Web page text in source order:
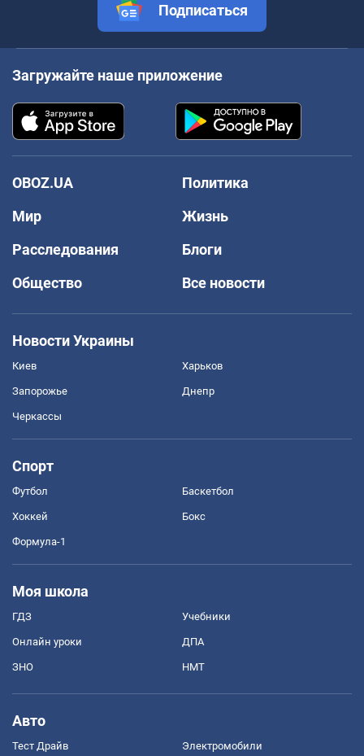
Подписаться
Загружайте наше приложение
OBOZ.UA
Политика
Мир
Жизнь
Расследования
Блоги
Общество
Все новости
Новости Украины
Киев Харьков
Запорожье Днепр
Черкассы
Спорт
Футбол Баскетбол
Хоккей Бокс
Формула-1
Моя школа
ГДЗ Учебники
Онлайн уроки ДПА
ЗНО НМТ
Авто
Тест Драйв Электромобили